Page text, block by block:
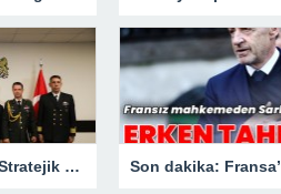
Özel Röportaj Stratejik Deniz Güvenliği Uzmanı Gemi Kaptanı Şahin Avşar ile Konuştuk? “Karadeniz’de yeni bir güvenlik mimarisi mi doğuyor?